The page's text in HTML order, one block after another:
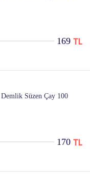
169
Süzen Çay 100
170